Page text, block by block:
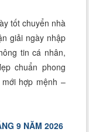
tốt chuyển nhà
giải ngày nhập
tin cá nhân,
chuẩn phong
hợp mệnh –
9 NĂM 2026